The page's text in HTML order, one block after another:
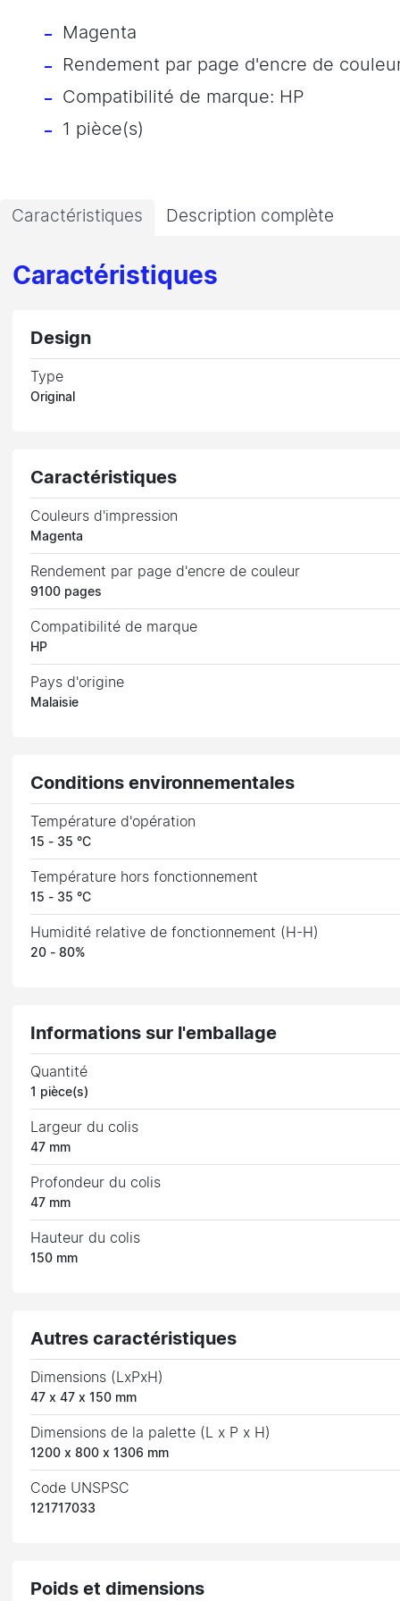
Magenta
Rendement par page d'encre de
Compatibilité de marque: HP
1 pièce(s)
Caractéristiques Description complète
Caractéristiques
Design
Type
Original
Caractéristiques
Couleurs d'impression
Magenta
Rendement par page d'encre de couleur
9100 pages
Compatibilité de marque
HP
Pays d'origine
Malaisie
Conditions environnementales
Température d'opération
15 - 35 °C
Température hors fonctionnement
15 - 35 °C
Humidité relative de fonctionnement (H-H)
20 - 80%
Informations sur l'emballage
Quantité
1 pièce(s)
Largeur du colis
47 mm
Profondeur du colis
47 mm
Hauteur du colis
150 mm
Autres caractéristiques
Dimensions (LxPxH)
47 x 47 x 150 mm
Dimensions de la palette (L x P x H)
1200 x 800 x 1306 mm
Code UNSPSC
121717033
Poids et dimensions